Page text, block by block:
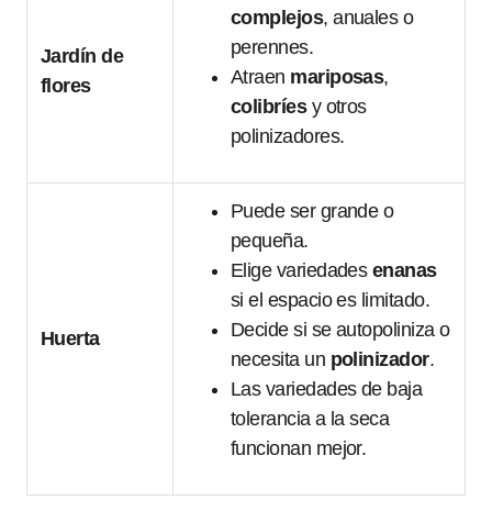
Jardín de
flores
complejos, anuales o
perennes.
Atraen mariposas,
colibríesy otros
polinizadores.
Huerta
Puede ser grande o
pequeña.
Elige variedades enanas
si el espacio es limitado.
Decide si se autopoliniza o
necesita un polinizador.
Las variedades de baja
tolerancia a la seca
funcionan mejor.